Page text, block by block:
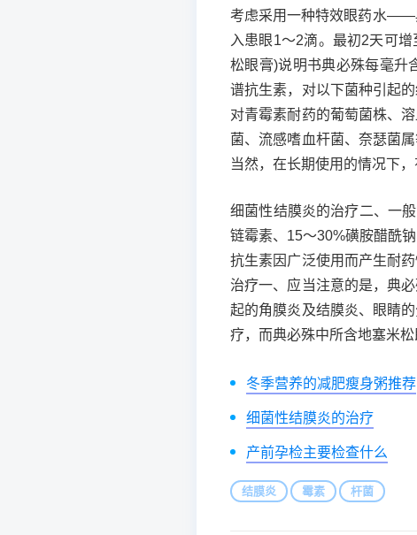
考虑采用一种特效眼药水——
入患眼1～2滴。最初2天可
松眼膏)说明书典必殊每毫升
谱抗生素，对以下菌种引起
对青霉素耐药的葡萄菌株、
菌、流感嗜血杆菌、奈瑟菌
当然，在长期使用的情况下
细菌性结膜炎的治疗二、一
链霉素、15～30%磺胺醋酰
抗生素因广泛使用而产生耐
治疗一、应当注意的是，典
起的角膜炎及结膜炎、眼睛
疗，而典必殊中所含地塞米松
冬季营养的减肥瘦身粥推荐
细菌性结膜炎的治疗
产前孕检主要检查什么
结膜炎 霉素 杆菌